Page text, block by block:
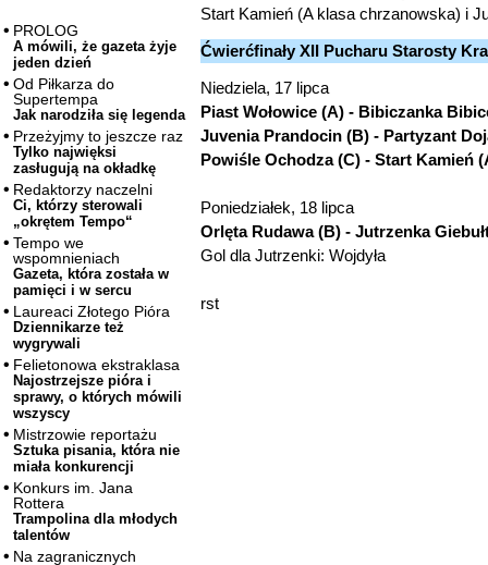
PROLOG
A mówili, że gazeta żyje
jeden dzień
Od Piłkarza do
Supertempa
Jak narodziła się legenda
Przeżyjmy to jeszcze raz
Tylko najwięksi
zasługują na okładkę
Redaktorzy naczelni
Ci, którzy sterowali
„okrętem Tempo“
Tempo we
wspomnieniach
Gazeta, która została w
pamięci i w sercu
Laureaci Złotego Pióra
Dziennikarze też
wygrywali
Felietonowa ekstraklasa
Najostrzejsze pióra i
sprawy, o których mówili
wszyscy
Mistrzowie reportażu
Sztuka pisania, która nie
miała konkurencji
Konkurs im. Jana
Rottera
Trampolina dla młodych
talentów
Na zagranicznych
Start Kamień (A klasa chrzanowska) i
Ćwierćfinały XII Pucharu Starosty
Niedziela, 17 lipca
Piast Wołowice (A) - Bibiczanka
Juvenia Prandocin (B) - Partyzant
Powiśle Ochodza (C) - Start Kamień
Poniedziałek, 18 lipca
Orlęta Rudawa (B) - Jutrzenka
Gol dla Jutrzenki: Wojdyła
rst